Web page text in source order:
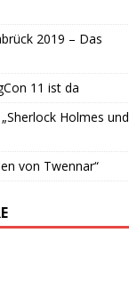
2019 – Das
11 ist da
Holmes und
von Twennar“